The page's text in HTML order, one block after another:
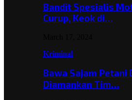
Bandit Spesialis
Curup, Keok di…
Kriminal
Bawa Sajam Petani
Diamankan Tim…